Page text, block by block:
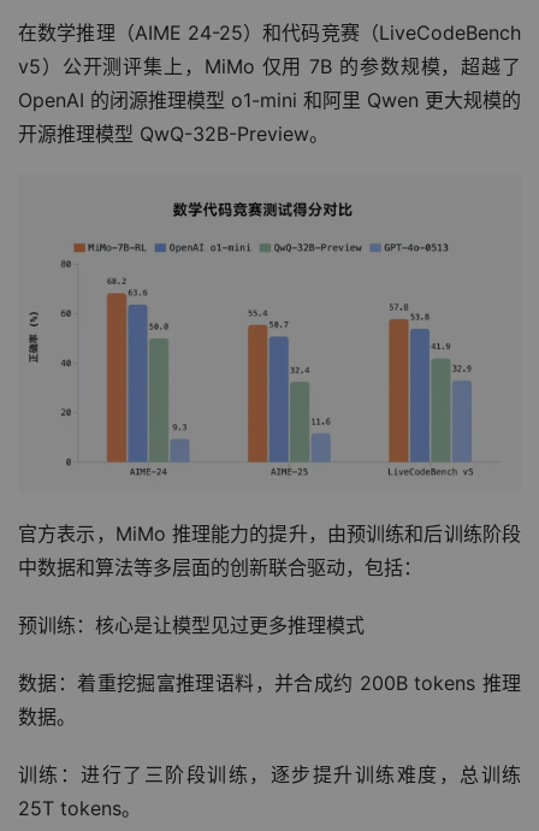
在数学推理（AIME 24-25）和代码竞赛（LiveCodeBench
v5）公开测评集上，MiMo 仅用 7B 的参数规模，超越了
OpenAI 的闭源推理模型 o1-mini 和阿里 Qwen 更大规模的
开源推理模型 QwQ-32B-Preview。
官方表示，MiMo 推理能力的提升，由预训练和后训练阶段
中数据和算法等多层面的创新联合驱动，包括：
预训练：核心是让模型见过更多推理模式
数据：着重挖掘富推理语料，并合成约 200B tokens 推理
数据。
训练：进行了三阶段训练，逐步提升训练难度，总训练
25T tokens。